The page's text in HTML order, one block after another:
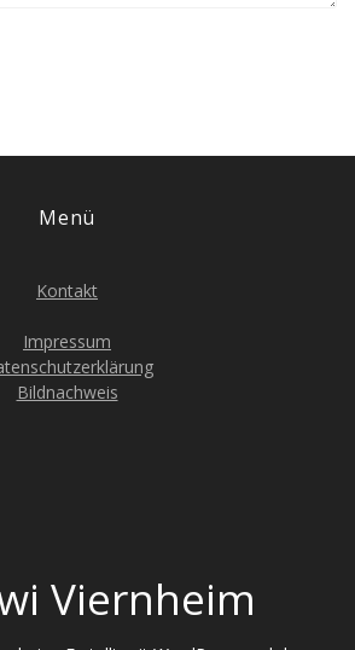
Menü
Kontakt
Impressum
Bildnachweis
Viernheim